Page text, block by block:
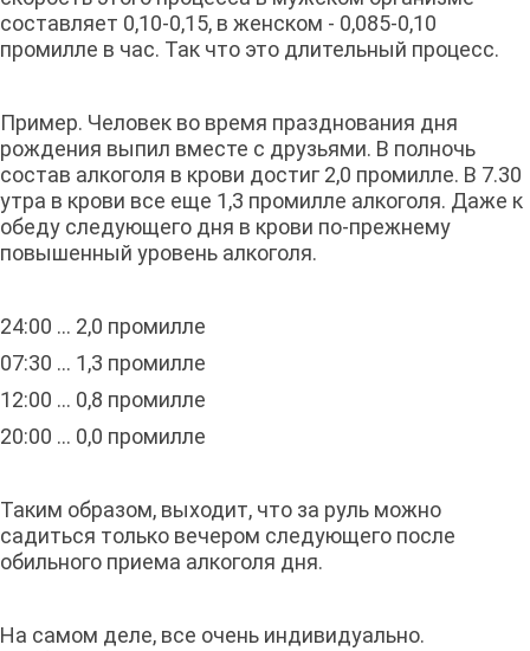
составляет 0,10-0,15, в женском - 0,085-0,10
промилле в час. Так что это длительный процесс.
Пример. Человек во время празднования дня
рождения выпил вместе с друзьями. В полночь
состав алкоголя в крови достиг 2,0 промилле. В 7.30
утра в крови все еще 1,3 промилле алкоголя. Даже к
обеду следующего дня в крови по-прежнему
повышенный уровень алкоголя.
24:00 ... 2,0 промилле
07:30 ... 1,3 промилле
12:00 ... 0,8 промилле
20:00 ... 0,0 промилле
Таким образом, выходит, что за руль можно
садиться только вечером следующего после
обильного приема алкоголя дня.
На самом деле, все очень индивидуально.